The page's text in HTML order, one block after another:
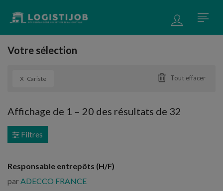
Votre sélection
x Cariste Tout effacer
Affichage de 1 – 20 des résultats de 32
Filtres
Responsable entrepôts (H/F)
parADECCO FRANCE